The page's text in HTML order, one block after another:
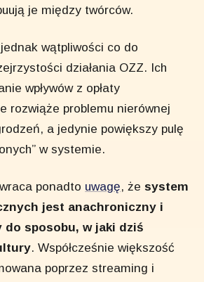
je między twórców.
jednak wątpliwości co do
działania OZZ. Ich
wpływów z opłaty
rozwiąże problemu nierównej
a jedynie powiększy pulę
w systemie.
ponadto uwagę, żesystem
jest anachroniczny i
sposobu, w jaki dziś
. Współcześnie większość
poprzez streaming i